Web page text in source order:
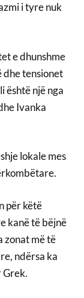
i tyre nuk
e dhunshme
dhe tensionet
është një nga
Ivanka
lokale mes
për këtë
kanë të bëjnë
zonat më të
ndërsa ka